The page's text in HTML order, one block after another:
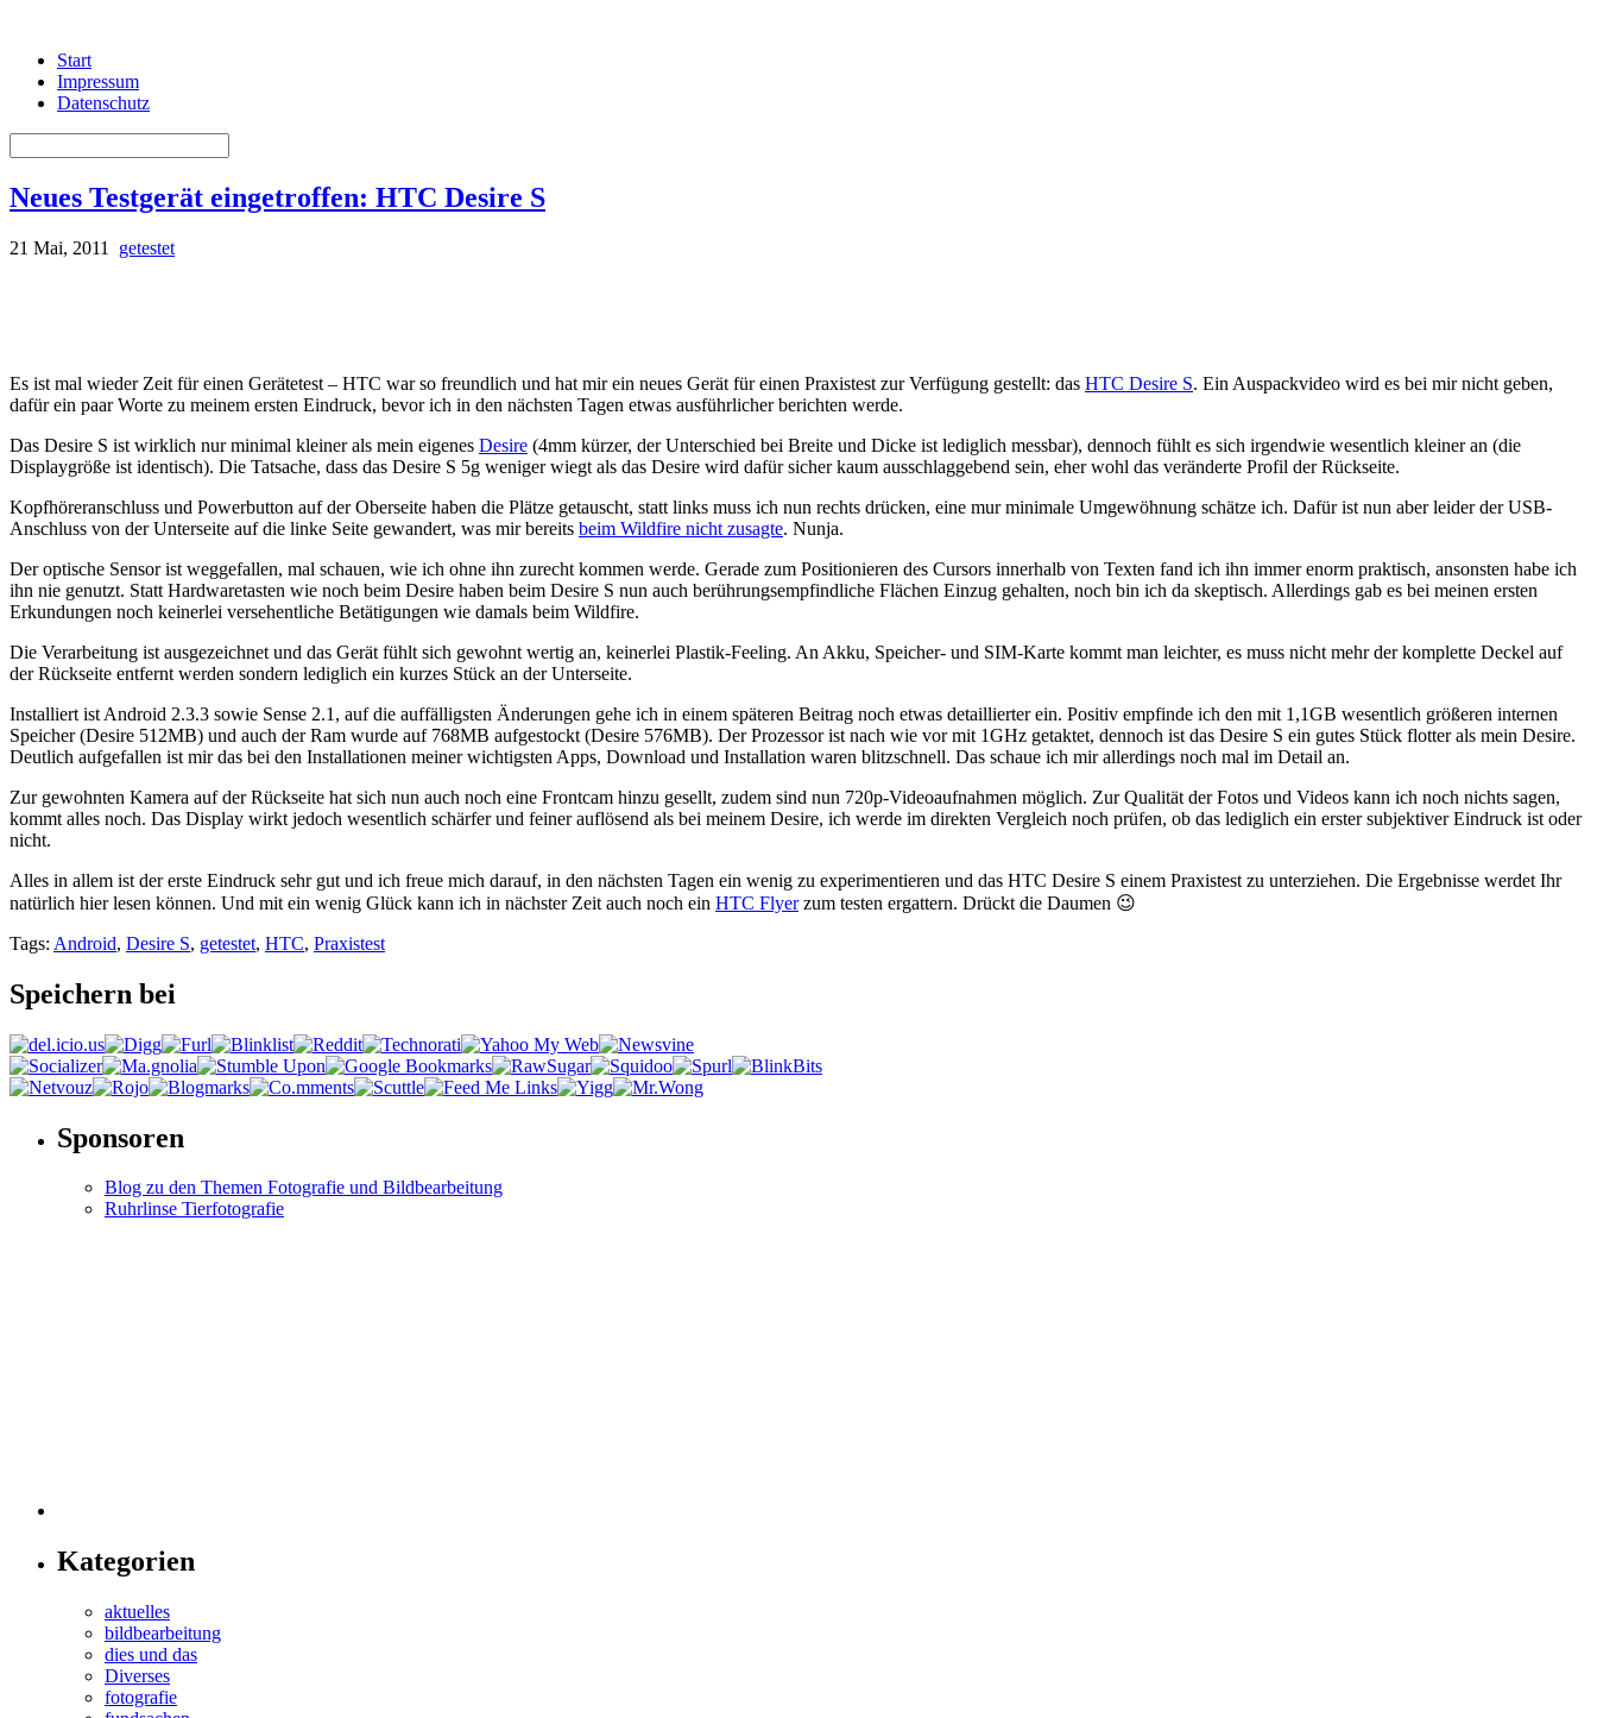
Start
Impressum
Datenschutz
Neues Testgerät eingetroffen: HTC Desire S
21 Mai, 2011 getestet
Es ist mal wieder Zeit für einen Gerätetest – HTC war so freundlich und hat mir ein neues Gerät für einen Praxistest zur Verfügung gestellt: das HTC Desire S. Ein Auspackvideo wird es bei mir nicht geben,
dafür ein paar Worte zu meinem ersten Eindruck, bevor ich in den nächsten Tagen etwas ausführlicher berichten werde.
Das Desire S ist wirklich nur minimal kleiner als mein eigenes Desire (4mm kürzer, der Unterschied bei Breite und Dicke ist lediglich messbar), dennoch fühlt es sich irgendwie wesentlich kleiner an (die
Displaygröße ist identisch). Die Tatsache, dass das Desire S 5g weniger wiegt als das Desire wird dafür sicher kaum ausschlaggebend sein, eher wohl das veränderte Profil der Rückseite.
Kopfhöreranschluss und Powerbutton auf der Oberseite haben die Plätze getauscht, statt links muss ich nun rechts drücken, eine mur minimale Umgewöhnung schätze ich. Dafür ist nun aber leider der USB-
Anschluss von der Unterseite auf die linke Seite gewandert, was mir bereits beim Wildfire nicht zusagte. Nunja.
Der optische Sensor ist weggefallen, mal schauen, wie ich ohne ihn zurecht kommen werde. Gerade zum Positionieren des Cursors innerhalb von Texten fand ich ihn immer enorm praktisch, ansonsten habe ich
ihn nie genutzt. Statt Hardwaretasten wie noch beim Desire haben beim Desire S nun auch berührungsempfindliche Flächen Einzug gehalten, noch bin ich da skeptisch. Allerdings gab es bei meinen ersten
Erkundungen noch keinerlei versehentliche Betätigungen wie damals beim Wildfire.
Die Verarbeitung ist ausgezeichnet und das Gerät fühlt sich gewohnt wertig an, keinerlei Plastik-Feeling. An Akku, Speicher- und SIM-Karte kommt man leichter, es muss nicht mehr der komplette Deckel auf
der Rückseite entfernt werden sondern lediglich ein kurzes Stück an der Unterseite.
Installiert ist Android 2.3.3 sowie Sense 2.1, auf die auffälligsten Änderungen gehe ich in einem späteren Beitrag noch etwas detaillierter ein. Positiv empfinde ich den mit 1,1GB wesentlich größeren internen
Speicher (Desire 512MB) und auch der Ram wurde auf 768MB aufgestockt (Desire 576MB). Der Prozessor ist nach wie vor mit 1GHz getaktet, dennoch ist das Desire S ein gutes Stück flotter als mein Desire.
Deutlich aufgefallen ist mir das bei den Installationen meiner wichtigsten Apps, Download und Installation waren blitzschnell. Das schaue ich mir allerdings noch mal im Detail an.
Zur gewohnten Kamera auf der Rückseite hat sich nun auch noch eine Frontcam hinzu gesellt, zudem sind nun 720p-Videoaufnahmen möglich. Zur Qualität der Fotos und Videos kann ich noch nichts sagen,
kommt alles noch. Das Display wirkt jedoch wesentlich schärfer und feiner auflösend als bei meinem Desire, ich werde im direkten Vergleich noch prüfen, ob das lediglich ein erster subjektiver Eindruck ist oder
nicht.
Alles in allem ist der erste Eindruck sehr gut und ich freue mich darauf, in den nächsten Tagen ein wenig zu experimentieren und das HTC Desire S einem Praxistest zu unterziehen. Die Ergebnisse werdet Ihr
natürlich hier lesen können. Und mit ein wenig Glück kann ich in nächster Zeit auch noch ein HTC Flyerzum testen ergattern. Drückt die Daumen 😉
Tags: Android, Desire S, getestet, HTC, Praxistest
Speichern bei
Sponsoren
Blog zu den Themen Fotografie und Bildbearbeitung
Ruhrlinse Tierfotografie
Kategorien
aktuelles
bildbearbeitung
dies und das
Diverses
fotografie